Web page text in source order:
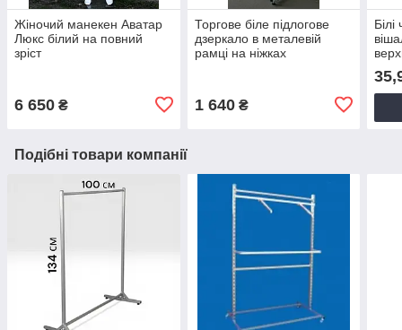
Жіночий манекен Аватар
Люкс білий на повний
зріст
6 650 ₴
Торгове біле підлогове
дзеркало в металевій
рамці на ніжках
1 640₴
Білі
Подібні товари компанії